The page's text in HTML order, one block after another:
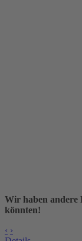
Wir haben andere
könnten!
‹ ›